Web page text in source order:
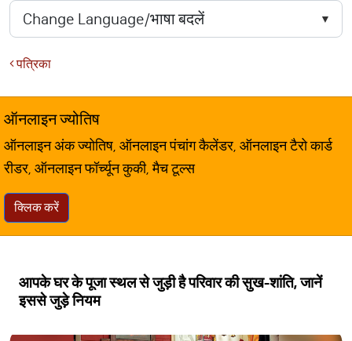
पत्रिका
ऑनलाइन ज्योतिष
ऑनलाइन अंक ज्योतिष, ऑनलाइन पंचांग कैलेंडर, ऑनलाइन टैरो कार्ड
रीडर, ऑनलाइन फॉर्च्यून कुकी, मैच टूल्स
क्लिक करें
आपके घर के पूजा स्थल से जुड़ी है परिवार की सुख-शांति, जानें
इससे जुड़े नियम